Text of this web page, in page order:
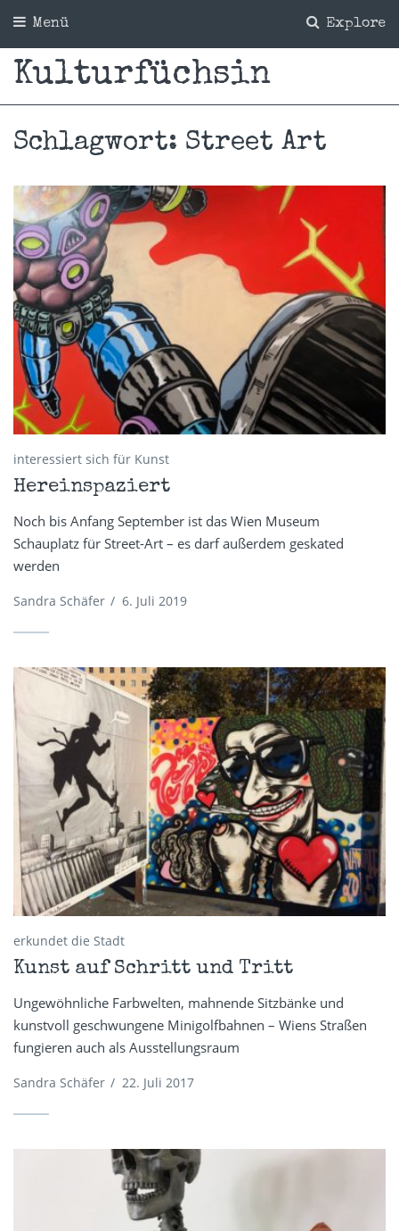
Explore
Menü
Kulturfüchsin
Schlagwort: Street Art
interessiert sich für Kunst
Hereinspaziert
Noch bis Anfang September ist das Wien Museum
Schauplatz für Street-Art – es darf außerdem geskated
werden
Sandra Schäfer / 6. Juli 2019
erkundet die Stadt
Kunst auf Schritt und Tritt
Ungewöhnliche Farbwelten, mahnende Sitzbänke und
kunstvoll geschwungene Minigolfbahnen – Wiens Straßen
fungieren auch als Ausstellungsraum
Sandra Schäfer / 22. Juli 2017